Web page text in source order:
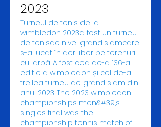
2023
Turneul de tenis de la
wimbledon 2023a fost un turneu
de tenisde nivel grand slamcare
s-a jucat în aer liber pe terenuri
cu iarbă. A fost cea de-a 136-a
ediție a wimbledon și cel de-al
treilea turneu de grand slam din
anul 2023. The 2023 wimbledon
championships men&#39;s
singles final was the
championship tennis match of